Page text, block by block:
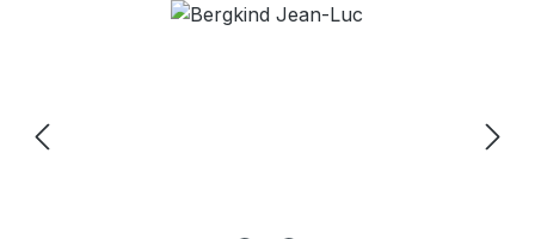
Bildergalerie überspringen